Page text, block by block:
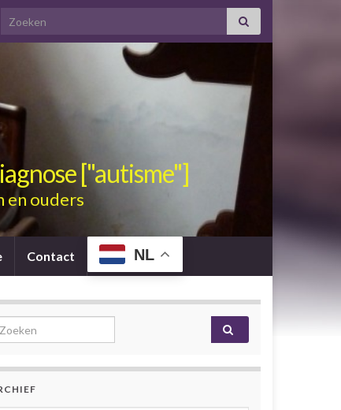
Search for:
["autisme"]
en ouders
Contact NL
for: